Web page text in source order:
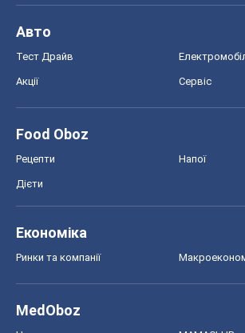
Авто
Тест Драйв
Акції Сервіс
Food Oboz
Рецепти Напої
Дієти
Економіка
Ринки та компанії
MedOboz